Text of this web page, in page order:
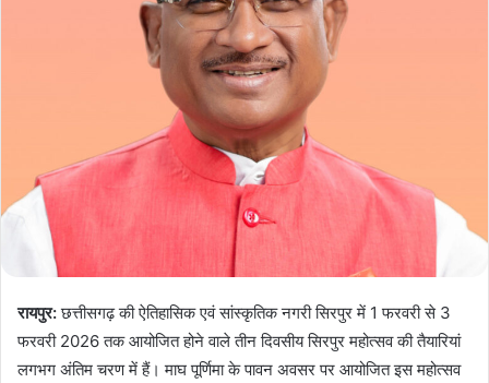
रायपुर:छत्तीसगढ़ की ऐतिहासिक एवं सांस्कृतिक नगरी सिरपुर में 1 फरवरी से 3
फरवरी 2026 तक आयोजित होने वाले तीन दिवसीय सिरपुर महोत्सव की तैयारियां
लगभग अंतिम चरण में हैं। माघ पूर्णिमा के पावन अवसर पर आयोजित इस महोत्सव